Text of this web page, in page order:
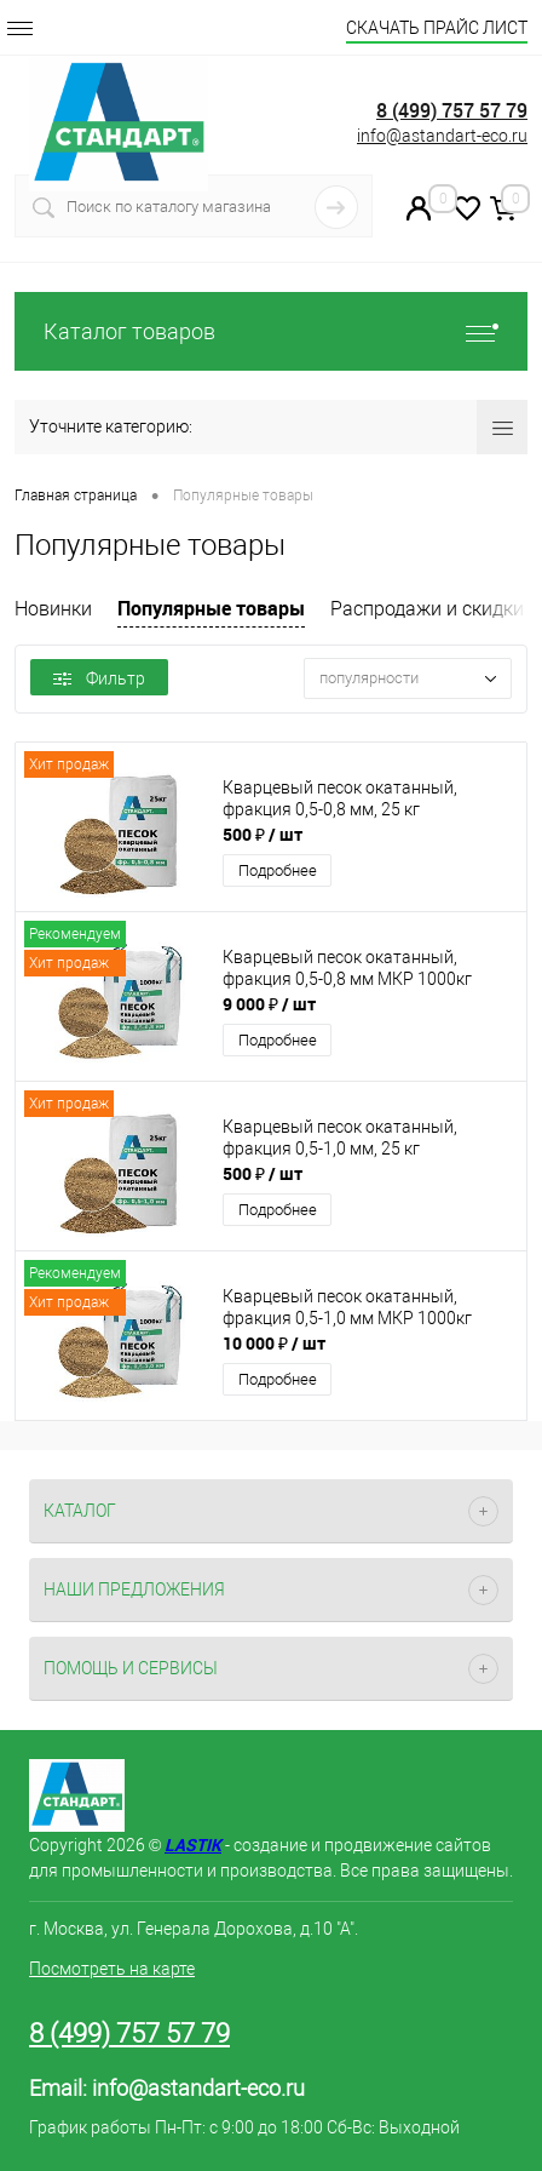
СКАЧАТЬ ПРАЙС ЛИСТ
8 (499) 757 57 79
info@astandart-eco.ru
0 0
Каталог товаров
Уточните категорию:
Главная страница • Популярные товары
Популярные товары
Новинки Популярные товары Распродажи и скидки
Фильтр популярности
Хит продаж
Кварцевый песок окатанный,
фракция 0,5-0,8 мм, 25 кг
500 ₽/ шт
Подробнее
Рекомендуем
Хит продаж
Кварцевый песок окатанный,
фракция 0,5-0,8 мм МКР 1000кг
9 000 ₽/ шт
Подробнее
Хит продаж
Кварцевый песок окатанный,
фракция 0,5-1,0 мм, 25 кг
500 ₽/ шт
Подробнее
Рекомендуем
Хит продаж
Кварцевый песок окатанный,
фракция 0,5-1,0 мм МКР 1000кг
10 000 ₽/ шт
Подробнее
КАТАЛОГ
НАШИ ПРЕДЛОЖЕНИЯ
ПОМОЩЬ И СЕРВИСЫ
Copyright 2026 © LASTIK- создание и продвижение сайтов
для промышленности и производства. Все права защищены.
г. Москва, ул. Генерала Дорохова, д.10 "А".
Посмотреть на карте
8 (499) 757 57 79
Email: info@astandart-eco.ru
График работы Пн-Пт: с 9:00 до 18:00 Сб-Вс: Выходной